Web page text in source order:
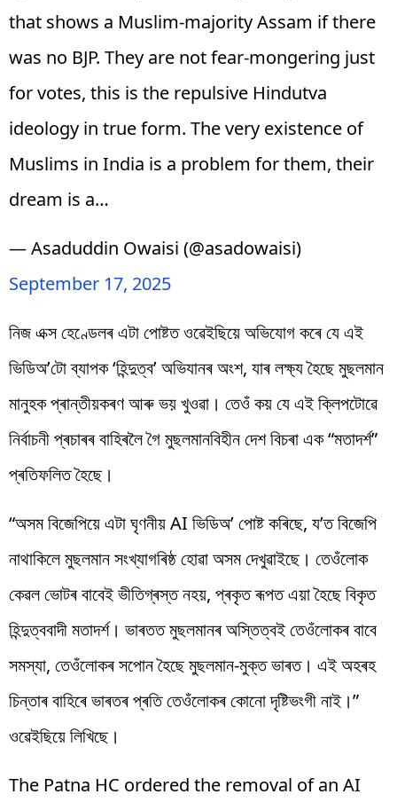
that shows a Muslim-majority Assam if there
was no BJP. They are not fear-mongering just
for votes, this is the repulsive Hindutva
ideology in true form. The very existence of
Muslims in India is a problem for them, their
dream is a…
— Asaduddin Owaisi (@asadowaisi)
September 17, 2025
নিজ এক্স হেণ্ডেলৰ এটা পোষ্টত ওৱেইছিয়ে অভিযোগ কৰে যে এই
ভিডিঅ’টো ব্যাপক ‘হিন্দুত্ব’ অভিযানৰ অংশ, যাৰ লক্ষ্য হৈছে মুছলমান
মানুহক প্ৰান্তীয়কৰণ আৰু ভয় খুওৱা। তেওঁ কয় যে এই ক্লিপটোৱে
নিৰ্বাচনী প্ৰচাৰৰ বাহিৰলৈ গৈ মুছলমানবিহীন দেশ বিচৰা এক “মতাদৰ্শ”
প্ৰতিফলিত হৈছে।
“অসম বিজেপিয়ে এটা ঘৃণনীয় AI ভিডিঅ’ পোষ্ট কৰিছে, য’ত বিজেপি
নাথাকিলে মুছলমান সংখ্যাগৰিষ্ঠ হোৱা অসম দেখুৱাইছে। তেওঁলোক
কেৱল ভোটৰ বাবেই ভীতিগ্ৰস্ত নহয়, প্ৰকৃত ৰূপত এয়া হৈছে বিকৃত
হিন্দুত্ববাদী মতাদৰ্শ। ভাৰতত মুছলমানৰ অস্তিত্বই তেওঁলোকৰ বাবে
সমস্যা, তেওঁলোকৰ সপোন হৈছে মুছলমান-মুক্ত ভাৰত। এই অহৰহ
চিন্তাৰ বাহিৰে ভাৰতৰ প্ৰতি তেওঁলোকৰ কোনো দৃষ্টিভংগী নাই।”
ওৱেইছিয়ে লিখিছে।
The Patna HC ordered the removal of an AI